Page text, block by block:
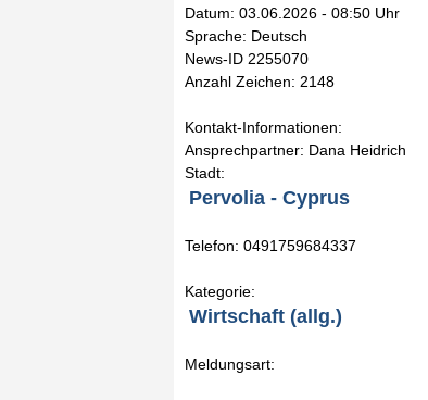
Datum: 03.06.2026 - 08:50 Uhr
Sprache: Deutsch
News-ID 2255070
Anzahl Zeichen: 2148
Kontakt-Informationen:
Ansprechpartner: Dana Heidrich
Stadt:
Pervolia - Cyprus
Telefon: 0491759684337
Kategorie:
Wirtschaft (allg.)
Meldungsart: